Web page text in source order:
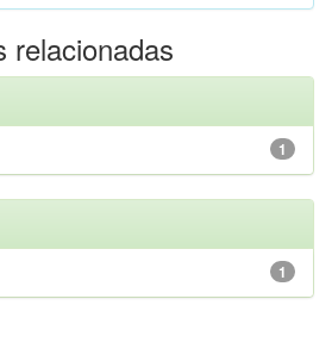
relacionadas
1
1